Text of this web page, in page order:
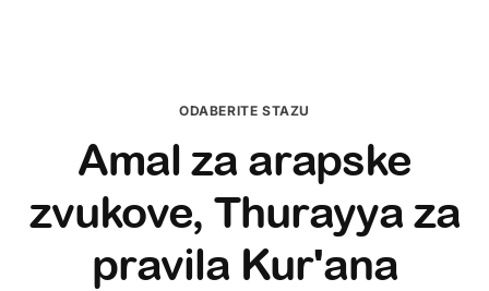
ODABERITE STAZU
Amal za arapske
zvukove, Thurayya za
pravila Kur'ana